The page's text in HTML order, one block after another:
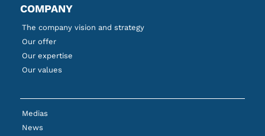
COMPANY
The company vision and strategy
Our offer
Our expertise
Our values
Medias
News